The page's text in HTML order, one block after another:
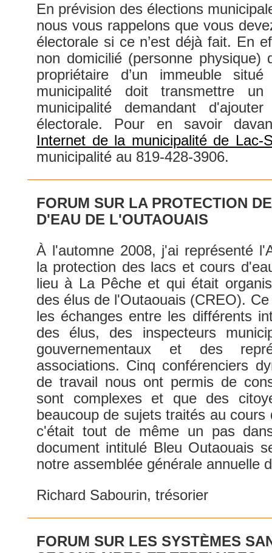
En prévision des élections
nous vous rappelons que vous
électorale si ce n’est déjà fait. En
non domicilié (personne physique)
propriétaire d’un immeuble
municipalité doit transmettre
municipalité demandant
électorale. Pour en savoir
Internet de la municipalité de Lac-
municipalité au 819-428-3906.
FORUM SUR LA PROTECTION
D'EAU DE L'OUTAOUAIS
À l'automne 2008, j'ai représenté
la protection des lacs et cours
lieu à La Pêche et qui était
des élus de l'Outaouais (CREO).
les échanges entre les différents
des élus, des inspecteurs
gouvernementaux et des
associations. Cinq conférenciers
de travail nous ont permis de
sont complexes et que des
beaucoup de sujets traités au
c'était tout de même un pas
document intitulé Bleu Outaouais
notre assemblée générale annuelle
Richard Sabourin, trésorier
FORUM SUR LES SYSTÈMES